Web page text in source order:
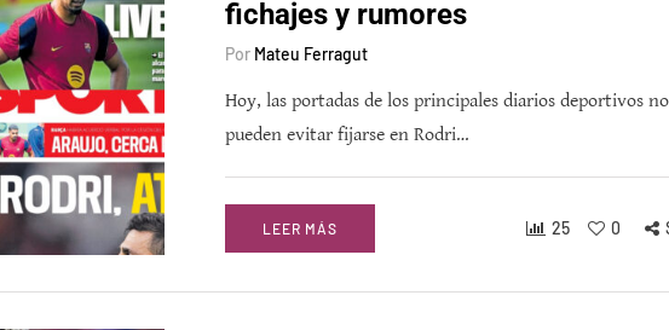
fichajes y rumores
Por Mateu Ferragut
Hoy, las portadas de los principales diarios deportivos no
pueden evitar fijarse en Rodri…
LEER MÁS 25 0